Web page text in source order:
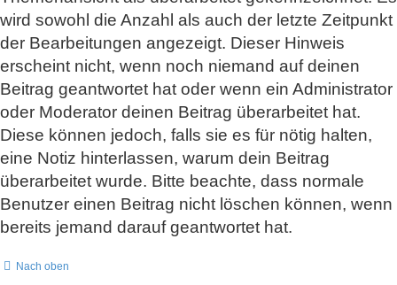
wird sowohl die Anzahl als auch der letzte Zeitpunkt
der Bearbeitungen angezeigt. Dieser Hinweis
erscheint nicht, wenn noch niemand auf deinen
Beitrag geantwortet hat oder wenn ein Administrator
oder Moderator deinen Beitrag überarbeitet hat.
Diese können jedoch, falls sie es für nötig halten,
eine Notiz hinterlassen, warum dein Beitrag
überarbeitet wurde. Bitte beachte, dass normale
Benutzer einen Beitrag nicht löschen können, wenn
bereits jemand darauf geantwortet hat.
Nach oben